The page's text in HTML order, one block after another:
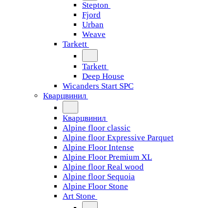
Stepton
Fjord
Urban
Weave
Tarkett
Tarkett
Deep House
Wicanders Start SPC
Кварцвинил
Кварцвинил
Alpine floor classic
Alpine floor Expressive Parquet
Alpine Floor Intense
Alpine Floor Premium XL
Alpine floor Real wood
Alpine floor Sequoia
Alpine Floor Stone
Art Stone